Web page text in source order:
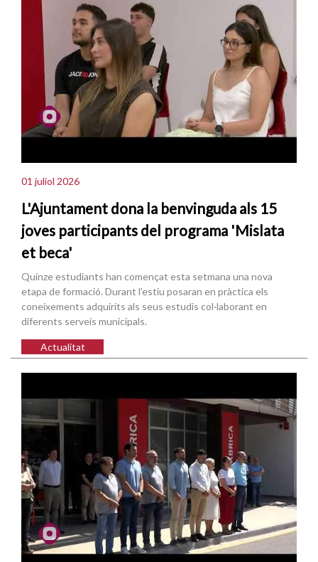
01 juliol 2026
L'Ajuntament dona la benvinguda als 15
joves participants del programa 'Mislata
et beca'
Quinze estudiants han començat esta setmana una nova
etapa de formació. Durant l'estiu posaran en pràctica els
coneixements adquirits als seus estudis col·laborant en
diferents serveis municipals.
Actualitat